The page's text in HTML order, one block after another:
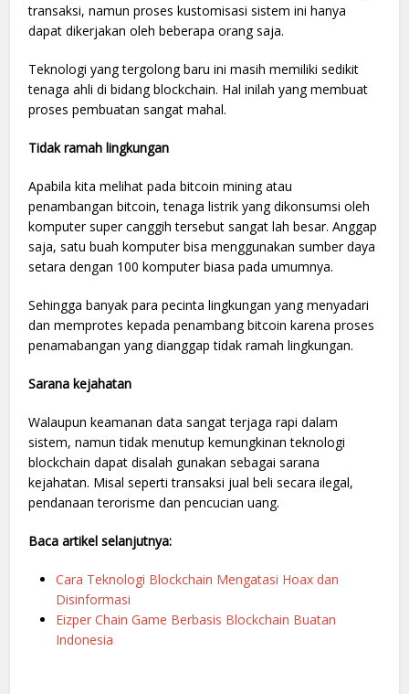
transaksi, namun proses kustomisasi sistem ini hanya
dapat dikerjakan oleh beberapa orang saja.
Teknologi yang tergolong baru ini masih memiliki sedikit
tenaga ahli di bidang blockchain. Hal inilah yang membuat
proses pembuatan sangat mahal.
Tidak ramah lingkungan
Apabila kita melihat pada bitcoin mining atau
penambangan bitcoin, tenaga listrik yang dikonsumsi oleh
komputer super canggih tersebut sangat lah besar. Anggap
saja, satu buah komputer bisa menggunakan sumber daya
setara dengan 100 komputer biasa pada umumnya.
Sehingga banyak para pecinta lingkungan yang menyadari
dan memprotes kepada penambang bitcoin karena proses
penamabangan yang dianggap tidak ramah lingkungan.
Sarana kejahatan
Walaupun keamanan data sangat terjaga rapi dalam
sistem, namun tidak menutup kemungkinan teknologi
blockchain dapat disalah gunakan sebagai sarana
kejahatan. Misal seperti transaksi jual beli secara ilegal,
pendanaan terorisme dan pencucian uang.
Baca artikel selanjutnya:
Cara Teknologi Blockchain Mengatasi Hoax dan
Disinformasi
Eizper Chain Game Berbasis Blockchain Buatan
Indonesia